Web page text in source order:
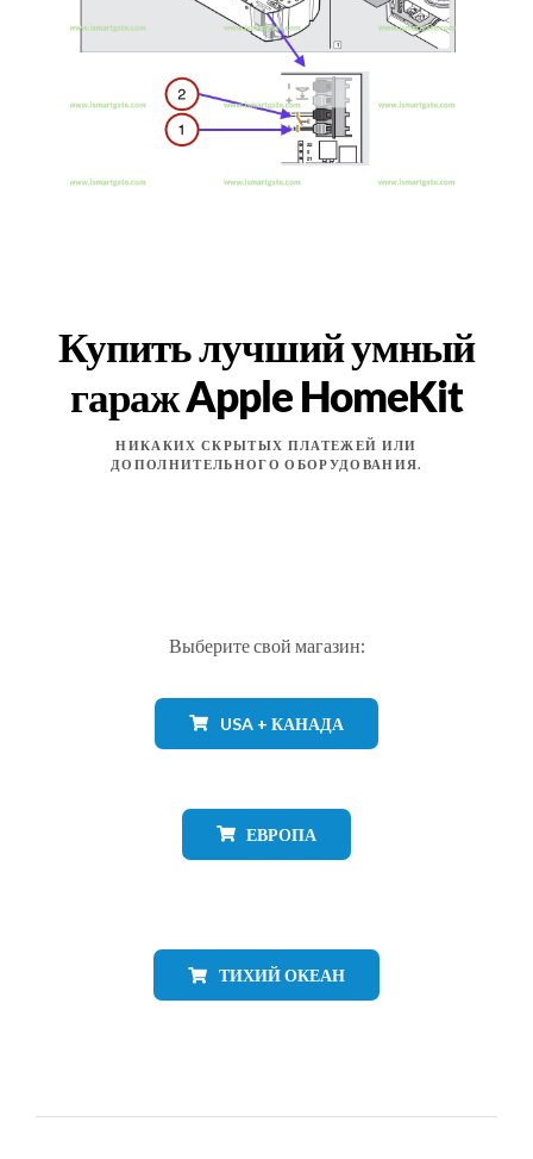
Купить лучший умный
гараж Apple HomeKit
НИКАКИХ СКРЫТЫХ ПЛАТЕЖЕЙ ИЛИ
ДОПОЛНИТЕЛЬНОГО ОБОРУДОВАНИЯ.
Выберите свой магазин:
USA + КАНАДА
ЕВРОПА
ТИХИЙ ОКЕАН